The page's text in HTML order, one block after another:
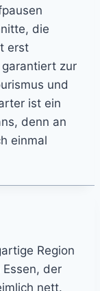
die
erst
zur
und
ist ein
denn an
einmal
Region
der
nett.